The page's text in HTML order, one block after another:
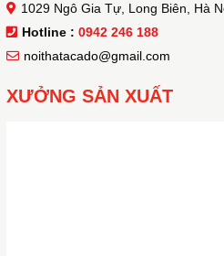
1029 Ngô Gia Tự, Long Biên, Hà
Hotline : 0942 246 188
noithatacado@gmail.com
XƯỞNG SẢN XUẤT